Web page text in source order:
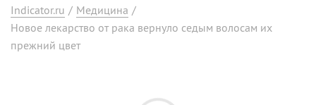
Indicator.ru / Медицина /
Новое лекарство от рака вернуло седым волосам их
прежний цвет